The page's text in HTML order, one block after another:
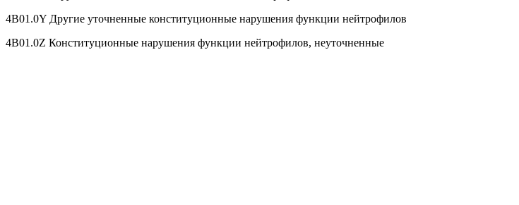
4B01.0Y Другие уточненные конституционные нарушения функции нейтрофилов
4B01.0Z Конституционные нарушения функции нейтрофилов, неуточненные